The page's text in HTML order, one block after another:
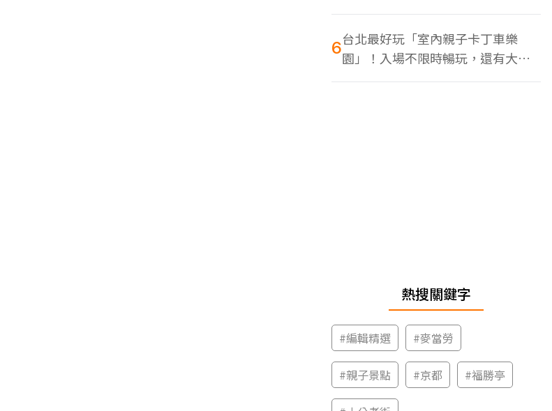
同框
6台北最好玩「室內親子卡丁車樂
園」！入場不限時暢玩，還有大螢
幕Switch遊戲區
熱搜關鍵字
#編輯精選 #麥當勞
#親子景點 #京都 #福勝亭